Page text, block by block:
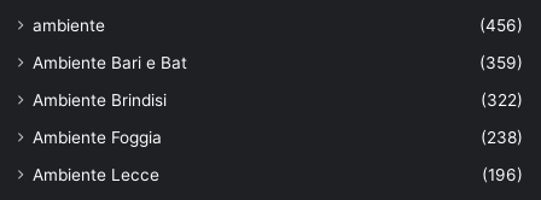
ambiente
(456)
Ambiente Bari e Bat
(359)
Ambiente Brindisi
(322)
Ambiente Foggia
(238)
Ambiente Lecce
(196)